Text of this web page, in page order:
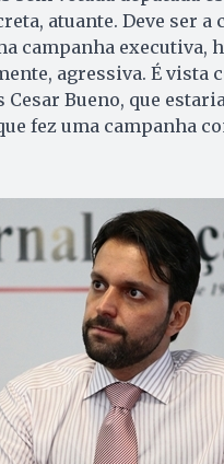
atuante. Deve ser a
campanha executiva,
agressiva. É vista
Bueno, que
fez uma campanha